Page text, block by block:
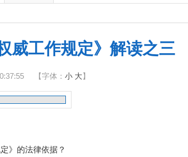
威工作规定》解读之三
【字体： 小 大】
》的法律依据？